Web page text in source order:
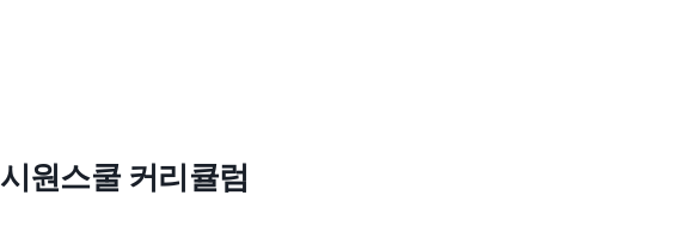
시원스쿨 커리큘럼